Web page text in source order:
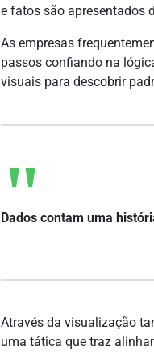
e fatos são apresentados
As empresas
passos confiando na
visuais para descobrir
Dados contam uma
Através da visualização
uma tática que traz